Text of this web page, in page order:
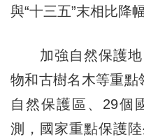
與“十三五”末相比降
加強自然保護地
物和古樹名木等重點
自然保護區、29個
測，國家重點保護